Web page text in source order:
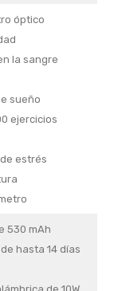
óptico
la sangre
sueño
ejercicios
estrés
530 mAh
hasta 14 días